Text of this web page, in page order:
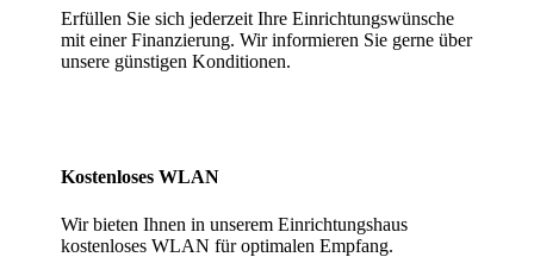
Erfüllen Sie sich jederzeit Ihre Einrichtungswünsche
mit einer Finanzierung. Wir informieren Sie gerne über
unsere günstigen Konditionen.
Kostenloses WLAN
Wir bieten Ihnen in unserem Einrichtungshaus
kostenloses WLAN für optimalen Empfang.